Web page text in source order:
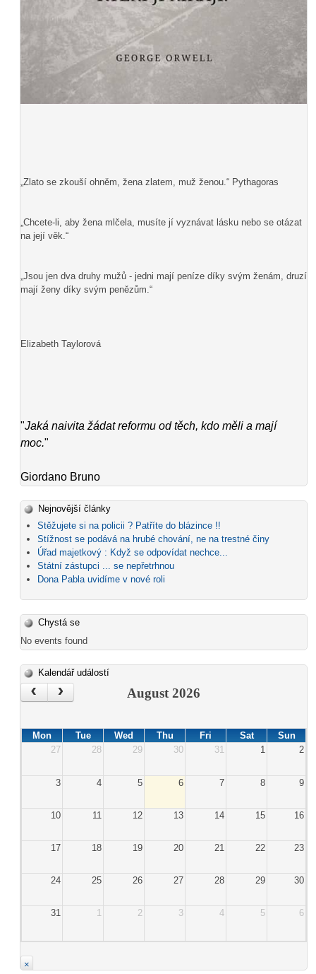
„Zlato se zkouší ohněm, žena zlatem, muž ženou.“ Pythagoras
„Chcete-li, aby žena mlčela, musíte jí vyznávat lásku nebo se otázat
na její věk.“
„Jsou jen dva druhy mužů - jedni mají peníze díky svým ženám, druzí
mají ženy díky svým penězům.“
Elizabeth Taylorová
"Jaká naivita žádat reformu od těch, kdo měli a mají
moc."
Giordano Bruno
Nejnovější články
Stěžujete si na policii ? Patříte do blázince !!
Stížnost se podává na hrubé chování, ne na trestné činy
Úřad majetkový : Když se odpovídat nechce...
Státní zástupci ... se nepřetrhnou
Dona Pabla uvidíme v nové roli
Chystá se
No events found
Kalendář událostí
‹ › August 2026
Mon Tue Wed Thu Fri Sat
Sun
27
28 29 30 31 1 2
3 4 5 6 7 8 9
10 11 12 13 14 15 16
17 18 19 20 21 22 23
24 25 26 27 28 29 30
31 1 2 3 4 5 6
×